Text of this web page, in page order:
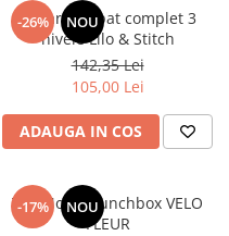
-26% NOU
Penar echipat complet 3
nivele Lilo & Stitch
142,35 Lei
105,00 Lei
ADAUGA IN COS
-17% NOU
TOPModel Lunchbox VELO
FLEUR